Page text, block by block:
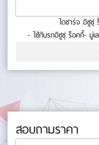
- ใช้กับรถอีซูซุ ร็อคกี้- มู่
มาตรฐ
สอบถามราคา